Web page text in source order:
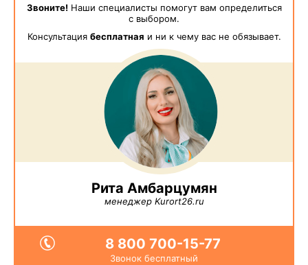
Звоните!Наши специалисты помогут вам определиться
с выбором.
Консультация бесплатная и ни к чему вас не обязывает.
Рита Амбарцумян
менеджер Kurort26.ru
8 800 700-15-77
Звонок бесплатный